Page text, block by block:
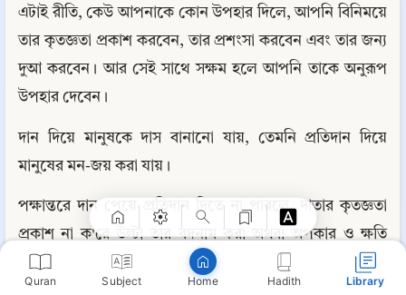
Quran Subject Home Hadith Library
এটাই রীতি, কেউ আপনাকে কোন উপহার দিলে, আপনি বিনিময়ে
তার কৃতজ্ঞতা প্রকাশ করবেন, তার প্রশংসা করবেন এবং তার জন্য
দুআ করবেন। আর সেই সাথে সক্ষম হলে আপনি তাকে অনুরূপ
উপহার দেবেন।
দান দিয়ে মানুষকে দাস বানানো যায়, তেমনি প্রতিদান দিয়ে
মানুষের মন-জয় করা যায়।
পক্ষান্তরে দান পেয়ে প্রতিদান দিতে না পারলে, দাতার কৃতজ্ঞতা
প্রকাশ না ক'রে উল্টা তার বদনাম করা অথবা অপকার ও ক্ষতি
সাধন করা হীন মানসিকতার নেমকহারামের আচরণ।